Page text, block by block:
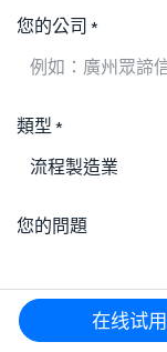
您的公司 *
類型 *
您的問題
在线试用